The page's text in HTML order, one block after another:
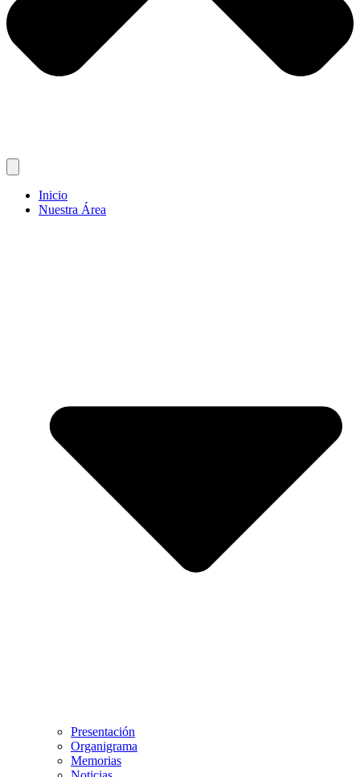
Inicio
Nuestra Área
Presentación
Organigrama
Memorias